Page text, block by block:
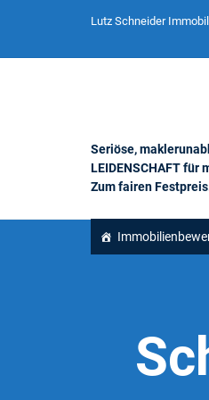
Lutz Schneider
Seriöse,
LEIDENSCHAFT
Zum fairen